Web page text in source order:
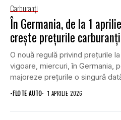
Carburanţi
În Germania, de la 1
crește prețurile
O nouă regulă privind prețurile
vigoare, miercuri, în Germania,
majoreze prețurile o singură
•FLOTE AUTO 1 APRILIE 2026